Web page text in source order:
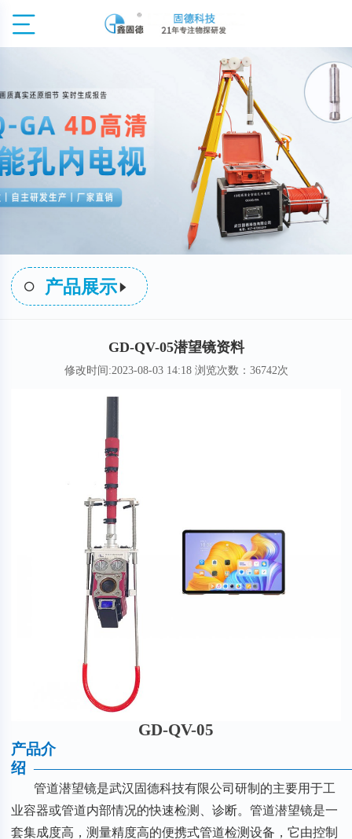
产品展示
GD-QV-05潜望镜资料
修改时间:2023-08-03 14:18 浏览次数：36742次
GD-QV-05
产品介
绍
管道潜望镜是武汉固德科技有限公司研制的主要用于工
业容器或管道内部情况的快速检测、诊断。管道潜望镜是一
套集成度高，测量精度高的便携式管道检测设备，它由控制